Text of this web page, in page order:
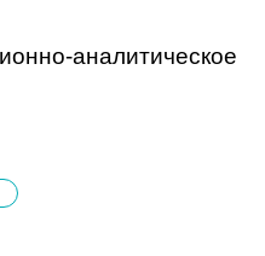
аналитическое